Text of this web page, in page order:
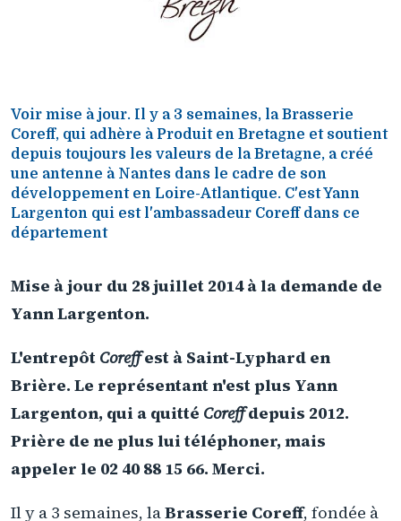
Voir mise à jour. Il y a 3 semaines, la Brasserie
Coreff, qui adhère à Produit en Bretagne et soutient
depuis toujours les valeurs de la Bretagne, a créé
une antenne à Nantes dans le cadre de son
développement en Loire-Atlantique. C'est Yann
Largenton qui est l'ambassadeur Coreff dans ce
département
Mise à jour du 28 juillet 2014 à la demande de
Yann Largenton.
L'entrepôt Coreffest à Saint-Lyphard en
Brière. Le représentant n'est plus Yann
Largenton, qui a quitté Coreffdepuis 2012.
Prière de ne plus lui téléphoner, mais
appeler le 02 40 88 15 66. Merci.
Il y a 3 semaines, laBrasserie Coreff, fondée à